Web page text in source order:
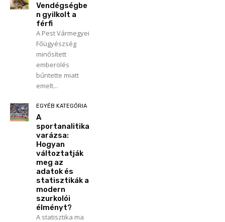
Vendégségbe
n gyilkolt a
férfi
A Pest Vármegyei
Főügyészség
minősített
emberölés
bűntette miatt
emelt...
EGYÉB KATEGÓRIA
A
sportanalitika
varázsa:
Hogyan
változtatják
meg az
adatok és
statisztikák a
modern
szurkolói
élményt?
A statisztika ma